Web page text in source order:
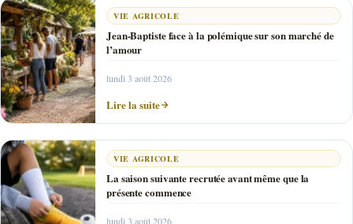
VIE AGRICOLE
Jean-Baptiste face à la polémique sur son marché de
l’amour
lundi 3 août 2026
Lire la suite
VIE AGRICOLE
La saison suivante recrutée avant même que la
présente commence
lundi 3 août 2026